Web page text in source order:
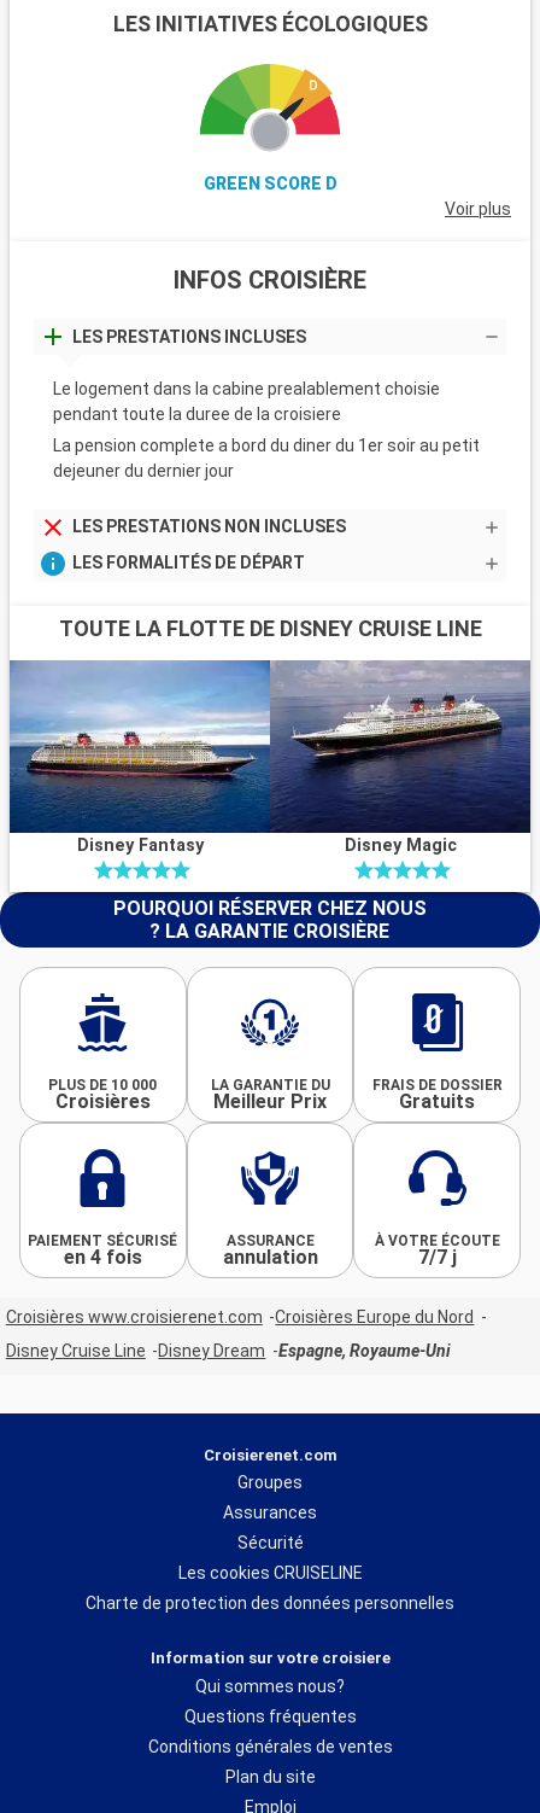
LES INITIATIVES ÉCOLOGIQUES
GREEN SCORE D
Voir plus
INFOS CROISIÈRE
LES PRESTATIONS INCLUSES
Le logement dans la cabine prealablement choisie
pendant toute la duree de la croisiere
La pension complete a bord du diner du 1er soir au petit
dejeuner du dernier jour
LES PRESTATIONS NON INCLUSES
LES FORMALITÉS DE DÉPART
TOUTE LA FLOTTE DE DISNEY CRUISE LINE
Disney Fantasy Disney Magic
POURQUOI RÉSERVER CHEZ NOUS
? LA GARANTIE CROISIÈRE
PLUS DE 10 000
Croisières
LA GARANTIE DU
Meilleur Prix
FRAIS DE DOSSIER
Gratuits
PAIEMENT SÉCURISÉ
en 4 fois
ASSURANCE
annulation
À VOTRE ÉCOUTE
7/7 j
Croisières www.croisierenet.com
Croisières Europe du Nord
Disney Cruise Line
Disney Dream Espagne, Royaume-Uni
Croisierenet.com
Groupes
Assurances
Sécurité
Les cookies CRUISELINE
Charte de protection des données personnelles
Information sur votre croisiere
Qui sommes nous?
Questions fréquentes
Conditions générales de ventes
Plan du site
Emploi